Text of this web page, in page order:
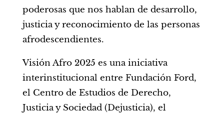
poderosas que nos hablan de desarrollo,
justicia y reconocimiento de las personas
afrodescendientes.
Visión Afro 2025 es una iniciativa
interinstitucional entre Fundación Ford,
el Centro de Estudios de Derecho,
Justicia y Sociedad (Dejusticia), el